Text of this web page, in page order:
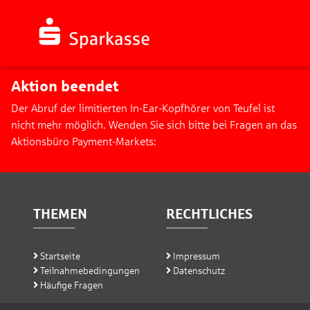
Aktion beendet
Der Abruf der limitierten In-Ear-Kopfhörer von Teufel ist
nicht mehr möglich. Wenden Sie sich bitte bei Fragen an das
Aktionsbüro Payment-Markets:
THEMEN
Startseite
Teilnahme­bedingungen
Häufige Fragen
RECHTLICHES
Impressum
Datenschutz